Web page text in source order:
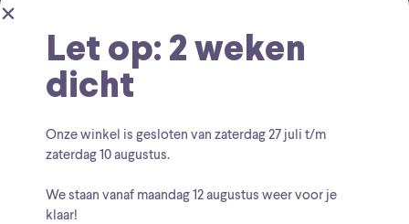
Let op: 2 weken
dicht
Onze winkel is gesloten van zaterdag27 juli t/m
zaterdag 10 augustus.
We staan vanaf maandag 12 augustus weer voor je
klaar!